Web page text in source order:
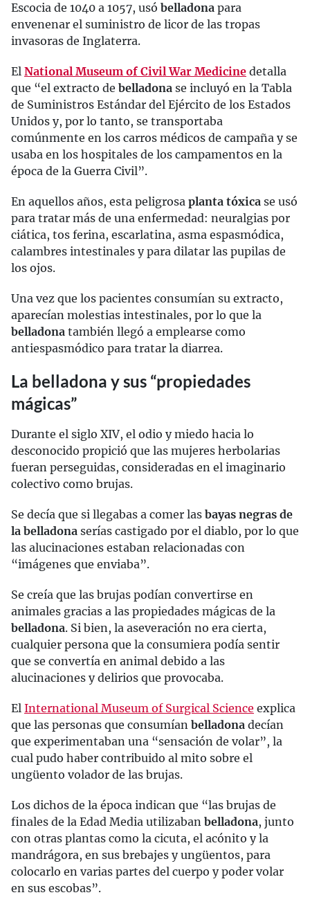
Escocia de 1040 a 1057, usó belladona para
envenenar el suministro de licor de las tropas
invasoras de Inglaterra.
El National Museum of Civil War Medicine detalla
que “el extracto de belladona se incluyó en la Tabla
de Suministros Estándar del Ejército de los Estados
Unidos y, por lo tanto, se transportaba
comúnmente en los carros médicos de campaña y se
usaba en los hospitales de los campamentos en la
época de la Guerra Civil”.
En aquellos años, esta peligrosa planta tóxica se usó
para tratar más de una enfermedad: neuralgias por
ciática, tos ferina, escarlatina, asma espasmódica,
calambres intestinales y para dilatar las pupilas de
los ojos.
Una vez que los pacientes consumían su extracto,
aparecían molestias intestinales, por lo que la
belladona también llegó a emplearse como
antiespasmódico para tratar la diarrea.
La belladona y sus “propiedades
mágicas”
Durante el siglo XIV, el odio y miedo hacia lo
desconocido propició que las mujeres herbolarias
fueran perseguidas, consideradas en el imaginario
colectivo como brujas.
Se decía que si llegabas a comer las bayas negras de
la belladona serías castigado por el diablo, por lo que
las alucinaciones estaban relacionadas con
“imágenes que enviaba”.
Se creía que las brujas podían convertirse en
animales gracias a las propiedades mágicas de la
belladona. Si bien, la aseveración no era cierta,
cualquier persona que la consumiera podía sentir
que se convertía en animal debido a las
alucinaciones y delirios que provocaba.
El International Museum of Surgical Science explica
que las personas que consumían belladona decían
que experimentaban una “sensación de volar”, la
cual pudo haber contribuido al mito sobre el
ungüento volador de las brujas.
Los dichos de la época indican que “las brujas de
finales de la Edad Media utilizaban belladona, junto
con otras plantas como la cicuta, el acónito y la
mandrágora, en sus brebajes y ungüentos, para
colocarlo en varias partes del cuerpo y poder volar
en sus escobas”.